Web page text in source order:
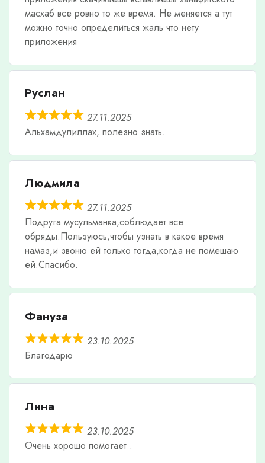
масхаб все ровно то же время. Не меняется а тут
можно точно определиться жаль что нету
приложения
Руслан
27.11.2025
Альхамдулиллах, полезно знать.
Людмила
27.11.2025
Подруга мусульманка,соблюдает все
обряды.Пользуюсь,чтобы узнать в какое время
намаз,и звоню ей только тогда,когда не помешаю
ей.Спасибо.
Фануза
23.10.2025
Благодарю
Лина
23.10.2025
Очень хорошо помогает .